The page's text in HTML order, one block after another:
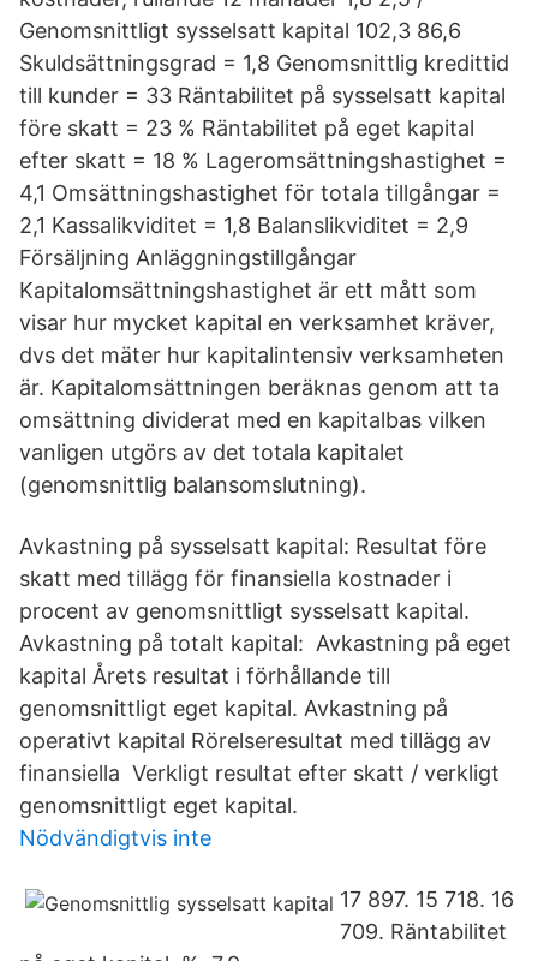
Genomsnittligt sysselsatt kapital 102,3 86,6
Skuldsättningsgrad = 1,8 Genomsnittlig kredittid
till kunder = 33 Räntabilitet på sysselsatt kapital
före skatt = 23 % Räntabilitet på eget kapital
efter skatt = 18 % Lageromsättningshastighet =
4,1 Omsättningshastighet för totala tillgångar =
2,1 Kassalikviditet = 1,8 Balanslikviditet = 2,9
Försäljning Anläggningstillgångar
Kapitalomsättningshastighet är ett mått som
visar hur mycket kapital en verksamhet kräver,
dvs det mäter hur kapitalintensiv verksamheten
är. Kapitalomsättningen beräknas genom att ta
omsättning dividerat med en kapitalbas vilken
vanligen utgörs av det totala kapitalet
(genomsnittlig balansomslutning).
Avkastning på sysselsatt kapital: Resultat före
skatt med tillägg för finansiella kostnader i
procent av genomsnittligt sysselsatt kapital.
Avkastning på totalt kapital: Avkastning på eget
kapital Årets resultat i förhållande till
genomsnittligt eget kapital. Avkastning på
operativt kapital Rörelseresultat med tillägg av
finansiella Verkligt resultat efter skatt / verkligt
genomsnittligt eget kapital.
Nödvändigtvis inte
17 897. 15 718. 16
709. Räntabilitet